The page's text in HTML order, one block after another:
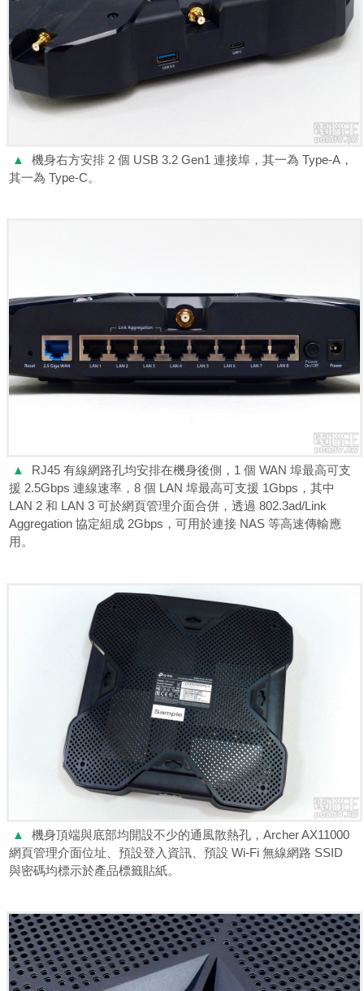
▲
機身右方安排 2 個 USB 3.2 Gen1 連接埠，其一為 Type-A，
其一為 Type-C。
▲
RJ45 有線網路孔均安排在機身後側，1 個 WAN 埠最高可支
援 2.5Gbps 連線速率，8 個 LAN 埠最高可支援 1Gbps，其中
LAN 2 和 LAN 3 可於網頁管理介面合併，透過 802.3ad/Link
Aggregation 協定組成 2Gbps，可用於連接 NAS 等高速傳輸應
用。
▲
機身頂端與底部均開設不少的通風散熱孔，Archer AX11000
網頁管理介面位址、預設登入資訊、預設 Wi-Fi 無線網路 SSID
與密碼均標示於產品標籤貼紙。